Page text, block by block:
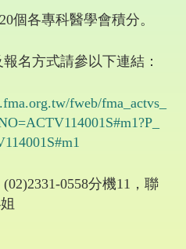
個各專科醫學會積分。
名方式請參以下連結：
fweb/fma_actvs_
(02)2331-0558分機11 ，聯